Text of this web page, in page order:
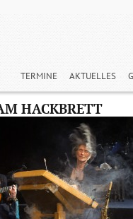
TERMINE AKTUELLES
HACKBRETT